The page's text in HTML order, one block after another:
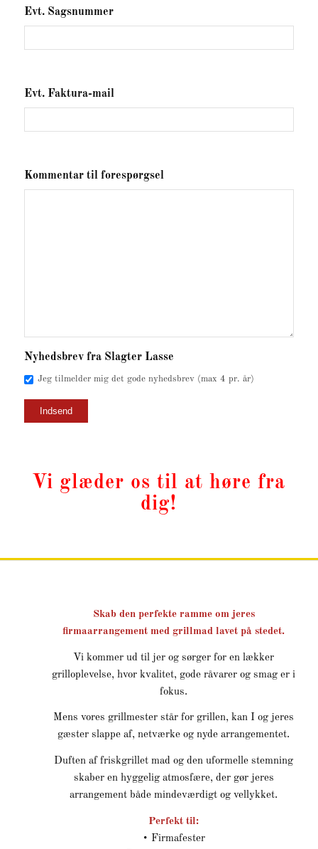
Evt. Sagsnummer
Evt. Faktura-mail
Kommentar til forespørgsel
Nyhedsbrev fra Slagter Lasse
Jeg tilmelder mig det gode nyhedsbrev (max 4 pr. år)
Vi glæder os til at høre fra
dig!
Skab den perfekte ramme om jeres
firmaarrangement med grillmad lavet på stedet.
Vi kommer ud til jer og sørger for en lækker
grilloplevelse, hvor kvalitet, gode råvarer og smag er i
fokus.
Mens vores grillmester står for grillen, kan I og jeres
gæster slappe af, netværke og nyde arrangementet.
Duften af friskgrillet mad og den uformelle stemning
skaber en hyggelig atmosfære, der gør jeres
arrangement både mindeværdigt og vellykket.
Perfekt til:
• Firmafester